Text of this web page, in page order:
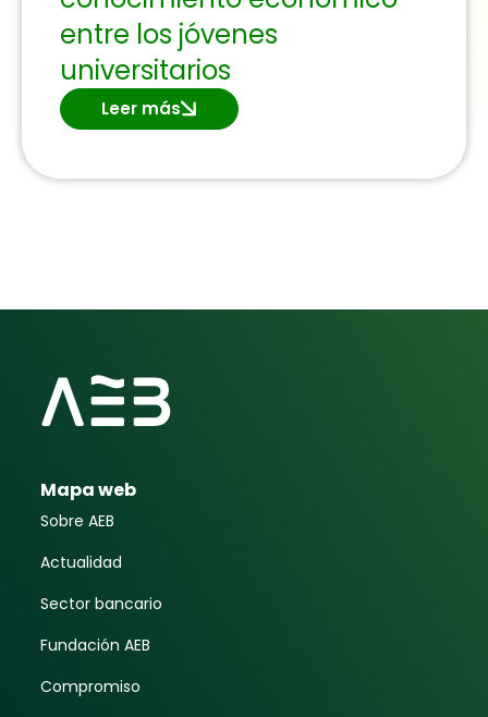
entre los jóvenes
universitarios
Leer más
Mapa web
Sobre AEB
Actualidad
Sector bancario
Fundación AEB
Compromiso